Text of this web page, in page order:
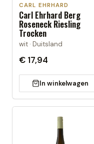
CARL EHRHARD
Carl Ehrhard Berg
Roseneck Riesling
Trocken
wit · Duitsland
€ 17,94
In winkelwagen